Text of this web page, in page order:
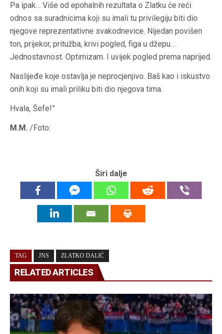
Pa ipak… Više od epohalnih rezultata o Zlatku će reći
odnos sa suradnicima koji su imali tu privilegiju biti dio
njegove reprezentativne svakodnevice. Nijedan povišen
ton, prijekor, pritužba, krivi pogled, figa u džepu…
Jednostavnost. Optimizam. I uvijek pogled prema naprijed.
Naslijeđe koje ostavlja je neprocjenjivo. Baš kao i iskustvo
onih koji su imali priliku biti dio njegova tima.
Hvala, Šefe!”
M.M. /Foto:
Širi dalje
TAG JNS ZLATKO DALIĆ
RELATED ARTICLES